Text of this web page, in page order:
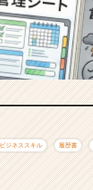
ビジネススキル 履歴書